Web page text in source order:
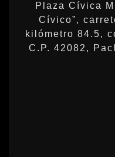
Plaza Cívica
Cívico”,
kilómetro 84.5,
C.P. 42082,